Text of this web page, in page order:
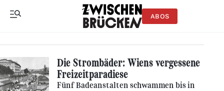
ABOS
Die Strombäder: Wiens vergessene
Freizeitparadiese
Fünf Badeanstalten schwammen bis in